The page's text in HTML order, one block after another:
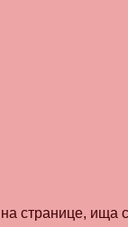
странице, ища